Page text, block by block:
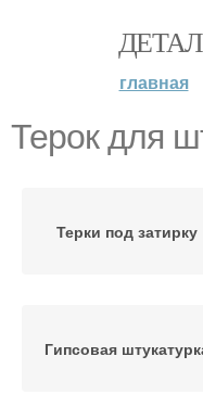
главная
Терок для
Терки под затирку
Гипсовая